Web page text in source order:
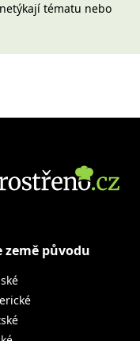
tématu nebo
země původu